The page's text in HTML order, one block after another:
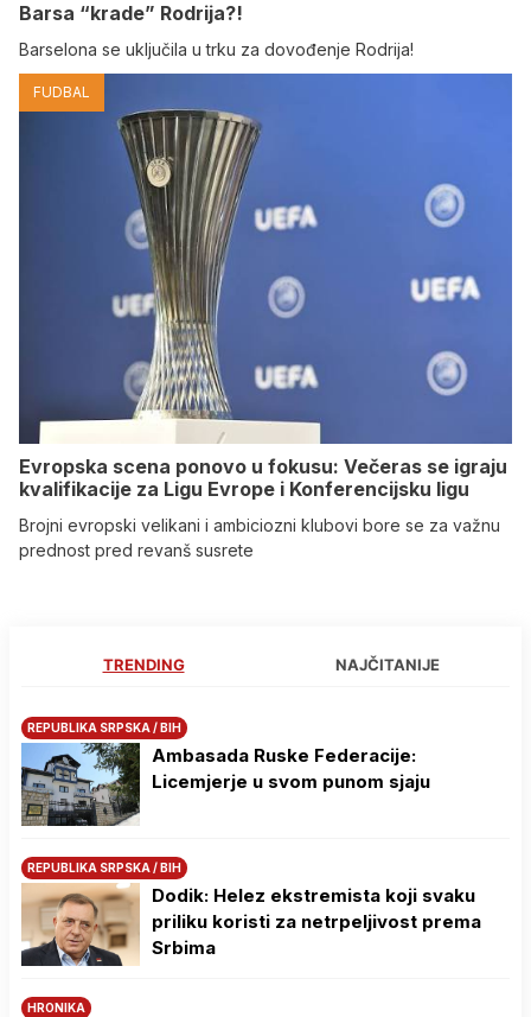
Barsa “krade” Rodrija?!
Barselona se uključila u trku za dovođenje Rodrija!
FUDBAL
Evropska scena ponovo u fokusu: Večeras se igraju
kvalifikacije za Ligu Evrope i Konferencijsku ligu
Brojni evropski velikani i ambiciozni klubovi bore se za važnu
prednost pred revanš susrete
TRENDING NAJČITANIJE
REPUBLIKA SRPSKA / BIH
Ambasada Ruske Federacije:
Licemjerje u svom punom sjaju
REPUBLIKA SRPSKA / BIH
Dodik: Helez ekstremista koji svaku
priliku koristi za netrpeljivost prema
Srbima
HRONIKA